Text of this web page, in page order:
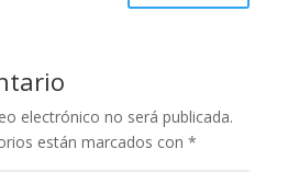
electrónico no será publicada.
están marcados con *